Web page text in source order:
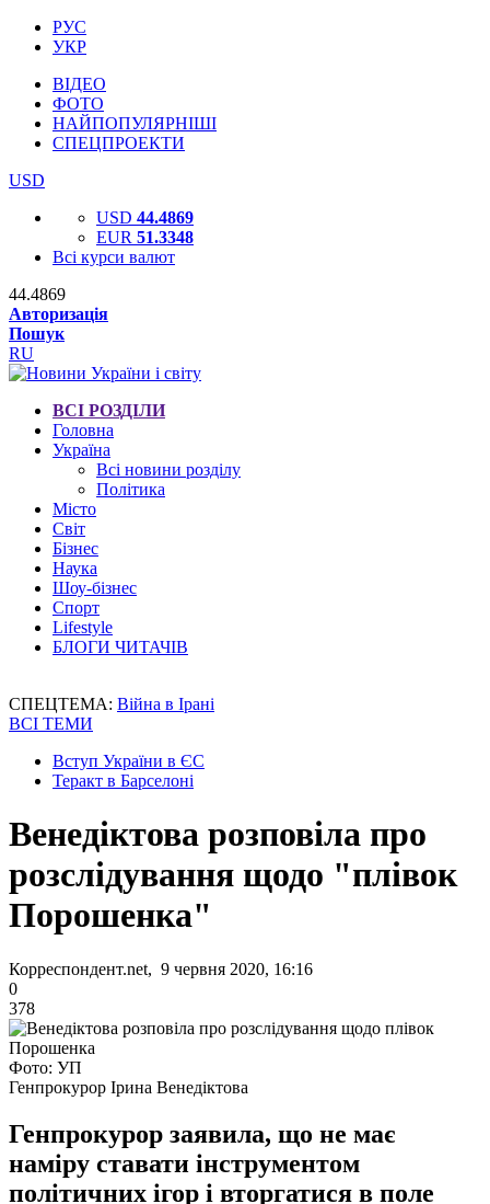
РУС
УКР
ВІДЕО
ФОТО
НАЙПОПУЛЯРНІШІ
СПЕЦПРОЕКТИ
USD
USD 44.4869
EUR 51.3348
Всі курси валют
44.4869
Авторизація
Пошук
RU
ВСІ РОЗДІЛИ
Головна
Україна
Всі новини розділу
Політика
Місто
Світ
Бізнес
Наука
Шоу-бізнес
Спорт
Lifestyle
БЛОГИ ЧИТАЧІВ
СПЕЦТЕМА: Війна в Ірані
ВСІ ТЕМИ
Вступ України в ЄС
Теракт в Барселоні
Венедіктова розповіла про
розслідування щодо "плівок
Порошенка"
Корреспондент.net, 9 червня 2020, 16:16
0
378
Фото: УП
Генпрокурор Ірина Венедіктова
Генпрокурор заявила, що не має
наміру ставати інструментом
політичних ігор і вторгатися в поле